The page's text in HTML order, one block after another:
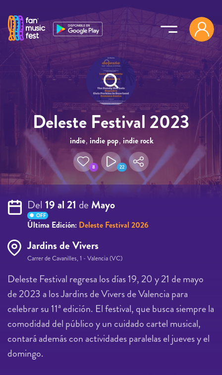
Deleste Festival 2023
indie, indie pop, indie rock
8 22
Del 19 al 21 de Mayo
OFF
Última Edición: Deleste Festival 2026
Jardins de Vivers
Carrer de Cavanilles, 1 - Valencia (VC)
Deleste Festival regresa los días 19, 20 y 21 de mayo
de 2023 a los Jardins de Vivers de Valencia para
celebrar su 11ª edición. El festival, que busca siempre la
comodidad del público y un cuidado cartel musical,
contará además con actividades paralelas el jueves y el
domingo.